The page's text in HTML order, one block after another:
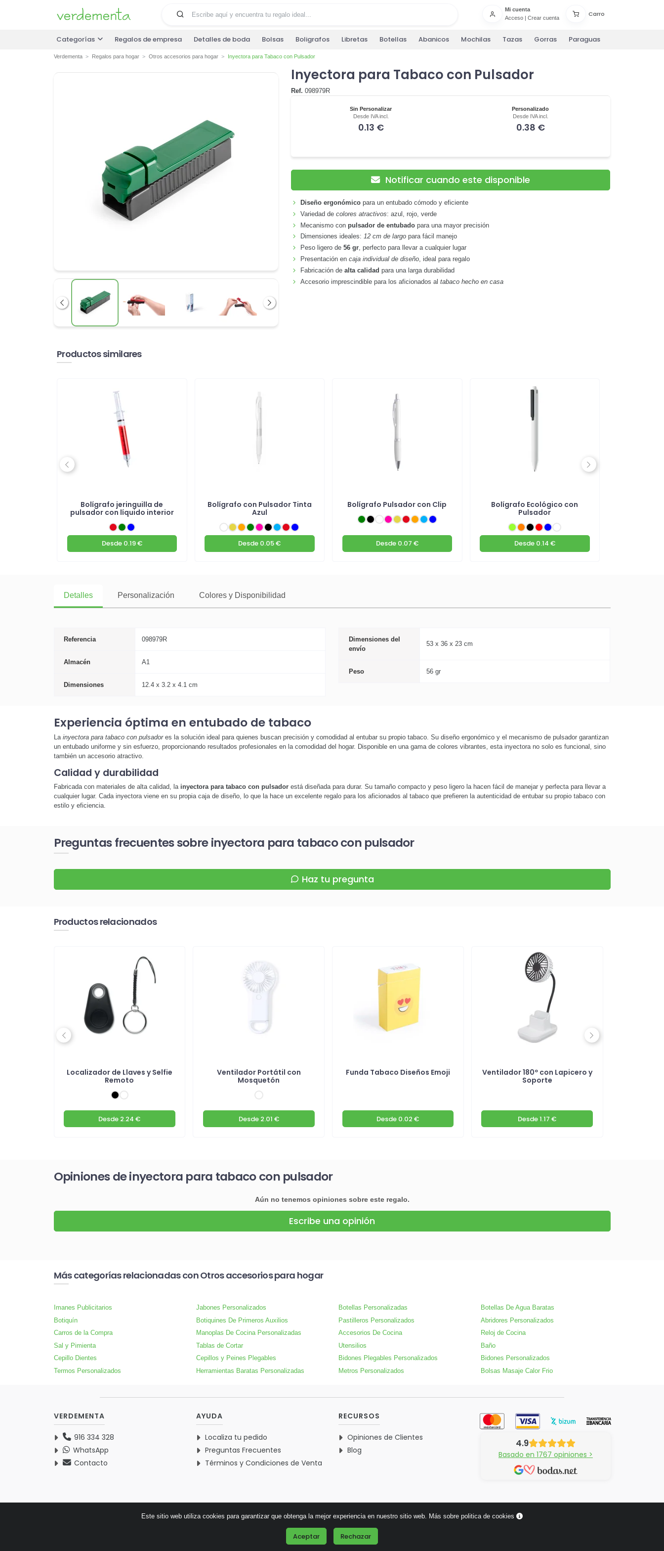
Mi cuenta
Acceso| Crear cuenta
Carro
Categorías Regalos de empresa Detalles de boda Bolsas Boligrafos Libretas Botellas Abanicos Mochilas Tazas Gorras Paraguas
Verdementa Regalos para hogar Otros accesorios para hogar Inyectora para Tabaco con Pulsador
Anterior Siguiente
Inyectora para Tabaco con Pulsador
Ref. 098979R
Sin Personalizar
Desde IVA incl.
0.13 €
Personalizado
Desde IVA incl.
0.38 €
Notificar cuando este disponible
Diseño ergonómico para un entubado cómodo y eficiente
Variedad decolores atractivos: azul, rojo, verde
Mecanismo con pulsador de entubado para una mayor precisión
Dimensiones ideales:12 cm de largo para fácil manejo
Peso ligero de56 gr, perfecto para llevar a cualquier lugar
Presentación encaja individual de diseño, ideal para regalo
Fabricación dealta calidad para una larga durabilidad
Accesorio imprescindible para los aficionados altabaco hecho en casa
Productos similares
Bolígrafo jeringuilla de
pulsador con líquido interior
Desde0.19 €
Bolígrafo con Pulsador Tinta
Azul
Desde 0.05 €
Bolígrafo Pulsador con Clip
Desde0.07 €
Bolígrafo Ecológico con
Pulsador
Desde0.14 €
Previous Next
Detalles Personalización Colores y Disponibilidad
Referencia 098979R
Almacén A1
Dimensiones 12.4 x 3.2 x 4.1 cm
Dimensiones del
envío
53 x 36 x 23 cm
Peso 56 gr
Experiencia óptima en entubado de tabaco
La inyectora para tabaco con pulsadores la solución ideal para quienes buscan precisión y comodidad al entubar su propio tabaco. Su diseño ergonómico y el mecanismo de pulsador garantizan
un entubado uniforme y sin esfuerzo, proporcionando resultados profesionales en la comodidad del hogar. Disponible en una gama de colores vibrantes, esta inyectora no solo es funcional, sino
también un accesorio atractivo.
Calidad y durabilidad
Fabricada con materiales de alta calidad, la inyectora para tabaco con pulsadorestá diseñada para durar. Su tamaño compacto y peso ligero la hacen fácil de manejar y perfecta para llevar a
cualquier lugar. Cada inyectora viene en su propia caja de diseño, lo que la hace un excelente regalo para los aficionados al tabaco que prefieren la autenticidad de entubar su propio tabaco con
estilo y eficiencia.
Preguntas frecuentes sobre inyectora para tabaco con pulsador
Haz tu pregunta
Productos relacionados
Localizador de Llaves y Selfie
Remoto
Desde 2.24 €
Ventilador Portátil con
Mosquetón
Desde2.01 €
Funda Tabaco Diseños Emoji
Desde 0.02 €
Ventilador 180º con Lapicero y
Soporte
Desde1.17 €
Previous Next
Opiniones de inyectora para tabaco con pulsador
Aún no tenemos opiniones sobre este regalo.
Escribe una opinión
Más categorías relacionadas con Otros accesorios para hogar
Imanes Publicitarios Jabones Personalizados Botellas Personalizadas
Botellas De Agua Baratas
Botiquín
Botiquines De Primeros Auxilios Pastilleros Personalizados
Abridores Personalizados
Carros de la Compra
Manoplas De Cocina Personalizadas Accesorios De Cocina
Reloj de Cocina
Sal y Pimienta
Tablas de Cortar Utensilios
Baño
Cepillo Dientes
Cepillos y Peines Plegables Bidones Plegables Personalizados
Bidones Personalizados
Termos Personalizados
Herramientas Baratas Personalizadas Metros Personalizados Bolsas Masaje Calor Frio
VERDEMENTA
916 334 328
WhatsApp
Contacto
AYUDA
Localiza tu pedido
Preguntas Frecuentes
Términos y Condiciones de Venta
RECURSOS
Opiniones de Clientes
Blog
4.9
Basado en 1767 opiniones >
© 2026 Verdementa.es - Todos los derechos reservados.
Este sitio web utiliza cookies para garantizar que obtenga la mejor experiencia en nuestro sitio web. Más sobre politica de cookies
Aceptar Rechazar